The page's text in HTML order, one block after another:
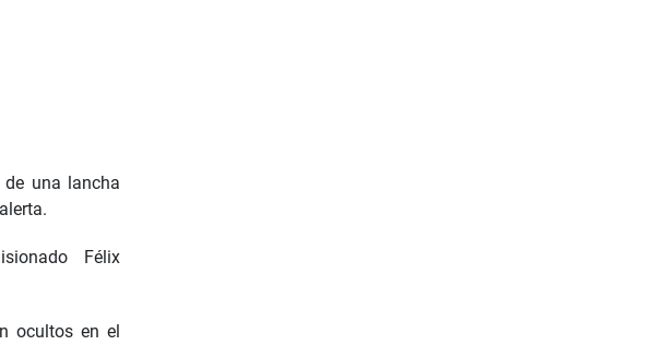
de una lancha
Félix
ocultos en el